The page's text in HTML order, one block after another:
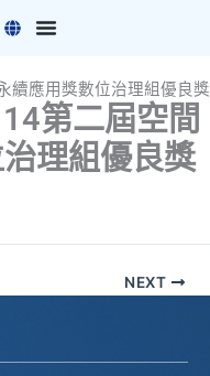
續應用獎數位治理組優良獎
第二屆空間
理組優良獎
NEXT